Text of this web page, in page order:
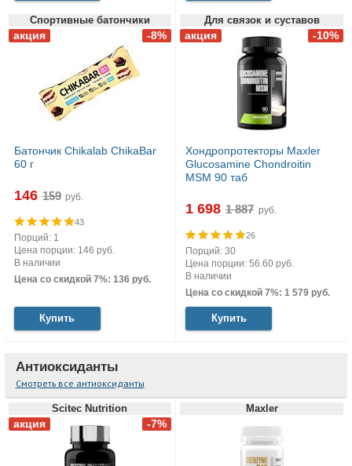
Спортивные батончики
Батончик Chikalab ChikaBar
60 г
146 руб.
43
Порций: 1
Цена порции: 146 руб.
В наличии
Цена со скидкой 7%: 136 руб.
Купить
Для связок и суставов
Хондропротекторы Maxler
Glucosamine Chondroitin
MSM 90 таб
1 698 руб.
26
Порций: 30
Цена порции: 56.60 руб.
В наличии
Цена со скидкой 7%: 1 579 руб.
Купить
Антиоксиданты
Смотреть все антиоксиданты
Scitec Nutrition Maxler